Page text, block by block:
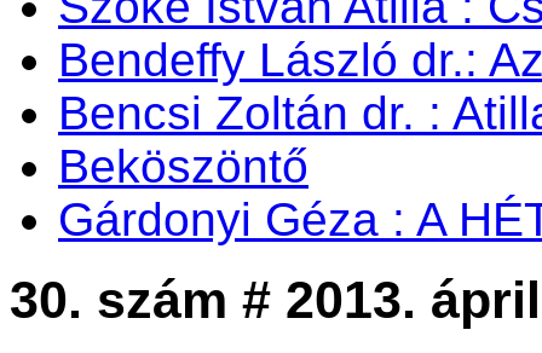
Bendeffy László dr.:
Bencsi Zoltán dr. :
Beköszöntő
Gárdonyi Géza : A
30. szám # 2013.